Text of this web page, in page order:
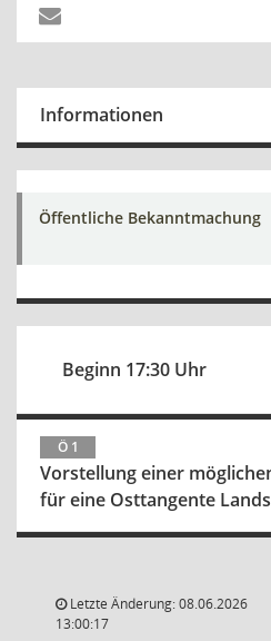
Informationen
Öffentliche Bekanntmachung
Beginn 17:30 Uhr
Ö 1
Vorstellung einer
für eine Osttangente
Letzte Änderung: 08.06.2026
13:00:17